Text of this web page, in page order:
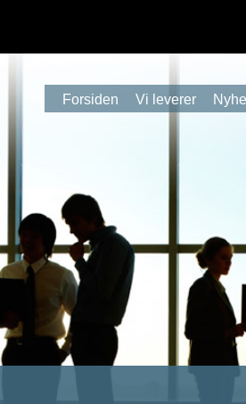
Forsiden Vi leverer